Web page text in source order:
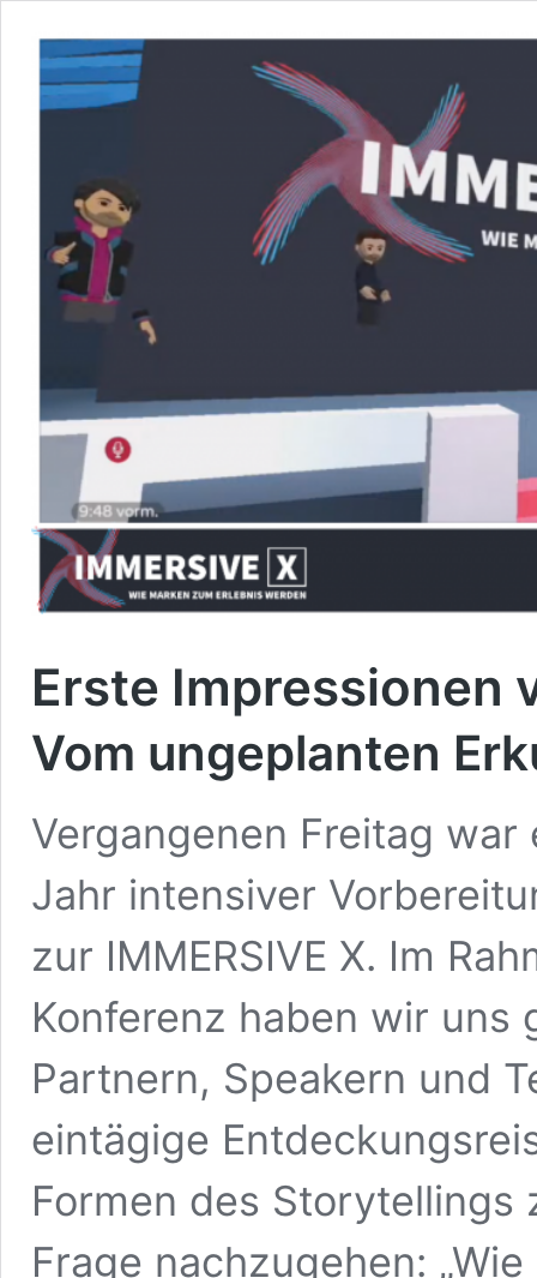
Erste Impressionen
Vom ungeplanten
Vergangenen Freitag
Jahr intensiver
zur IMMERSIVE X. Im
Konferenz haben wir uns
Partnern, Speakern und
eintägige
Formen des
Frage nachzugehen: